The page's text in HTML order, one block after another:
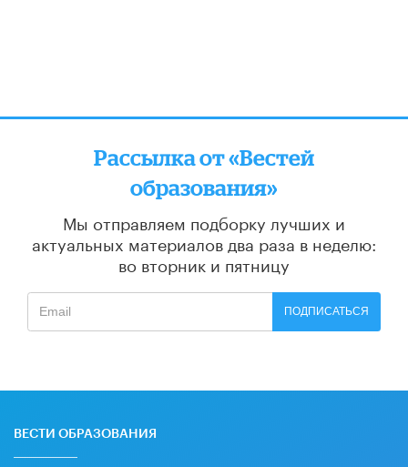
Рассылка от «Вестей
образования»
Мы отправляем подборку лучших и
актуальных материалов два раза в неделю:
во вторник и пятницу
ПОДПИСАТЬСЯ
ВЕСТИ ОБРАЗОВАНИЯ